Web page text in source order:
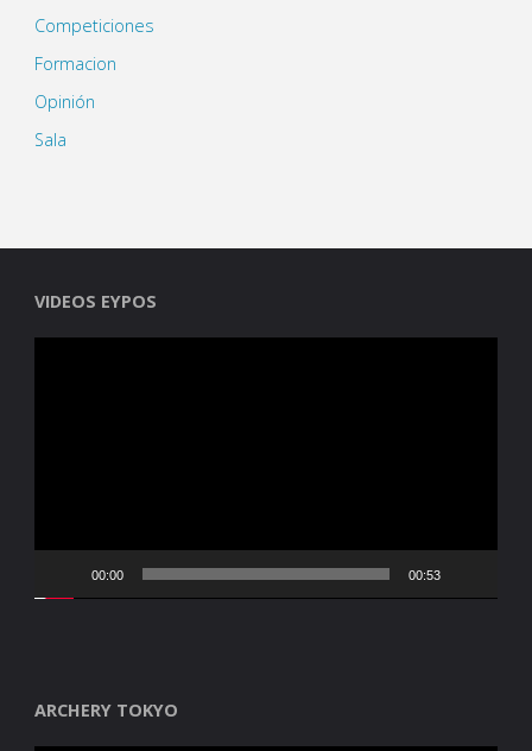
Competiciones
Formacion
Opinión
Sala
VIDEOS EYPOS
00:00 00:53
ARCHERY TOKYO